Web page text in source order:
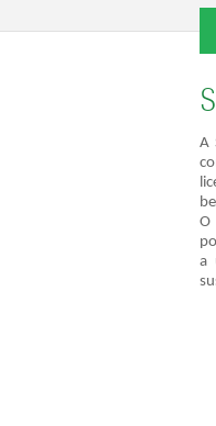
A
O
a